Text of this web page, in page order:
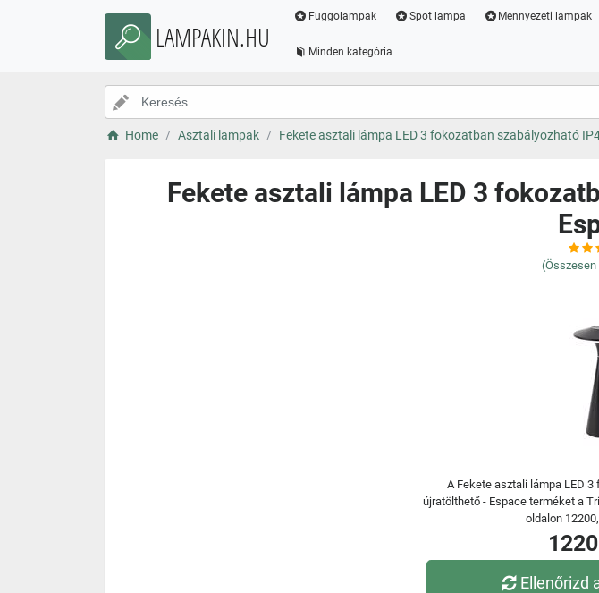
LAMPAKIN.HU
Fuggolampak Spot lampa Mennyezeti lampak
Minden kategória
Home Asztali lampak Fekete asztali lámpa LED 3 fokozatban szabályozható
Fekete asztali lámpa LED 3
(Összesen
A Fekete asztali lámpa LED
újratölthető - Espace terméket a
oldalon
Ellenőrizd